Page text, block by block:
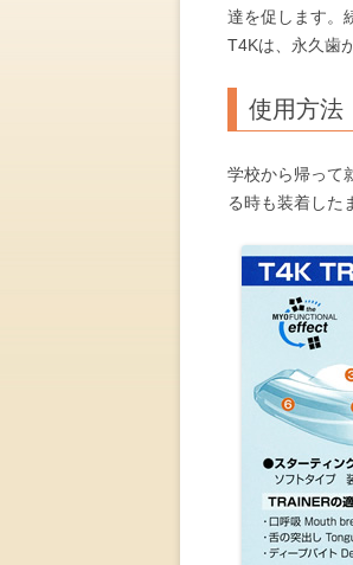
達を促します。
T4Kは、永久歯
使用方法
学校から帰って
る時も装着した